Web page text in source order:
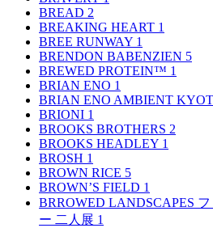
BREAD 2
BREAKING HEART 1
BREE RUNWAY 1
BRENDON BABENZIEN 5
BREWED PROTEIN™ 1
BRIAN ENO 1
BRIAN ENO AMBIENT
BRIONI 1
BROOKS BROTHERS 2
BROOKS HEADLEY 1
BROSH 1
BROWN RICE 5
BROWN’S FIELD 1
BRROWED LANDSCAPES
ー 二人展 1